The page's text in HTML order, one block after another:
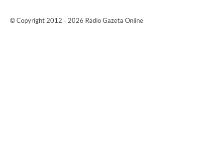
© Copyright 2012 - 2026 Rádio Gazeta Online